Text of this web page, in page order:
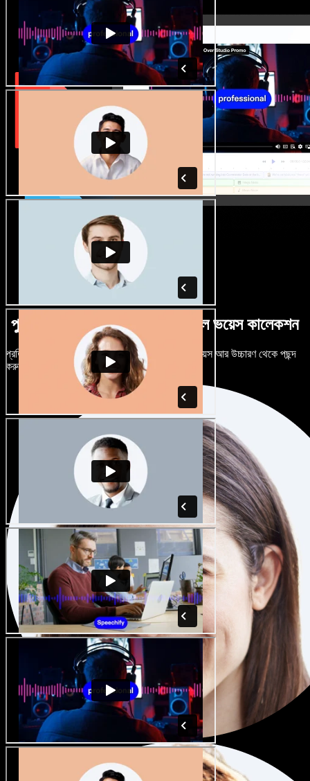
পুরুষ-নারী ভেদে নানান উচ্চারণে বিশাল ভয়েস কালেকশন
প্রতিটি প্রজেক্টকে আলাদা শোনাতে দিন। শত শত AI ভয়েস আর উচ্চারণ থেকে পছন্দ
করুন, নিজের মতো টিউন করুন।